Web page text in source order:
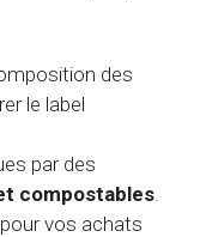
des
le label
par des
compostables.
vos achats